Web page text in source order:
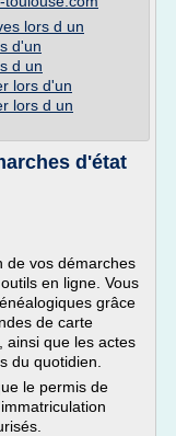
lors d un
d'un
d un
lors d'un
lors d un
d'état
de vos démarches
en ligne. Vous
grâce
de carte
ainsi que les actes
du quotidien.
le permis de